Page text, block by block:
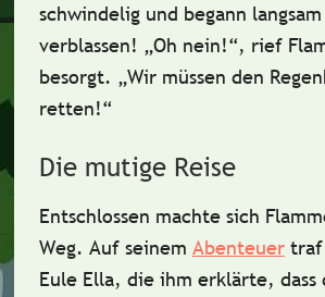
schwindeligund begann
verblassen! „Oh nein!“, rief
besorgt. „Wir müssen den
retten!“
Die mutige Reise
Entschlossen machte sich
Weg. Auf seinem Abenteuertraf
Eule Ella, die ihm erklärte, dass